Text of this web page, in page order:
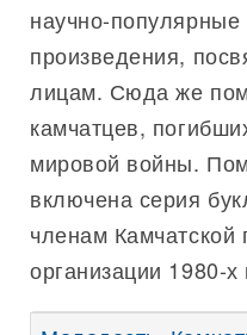
научно-
произведения,
лицам. Сюда же
камчатцев,
мировой войны.
включена серия
членам Камчатской
организации 1980-х